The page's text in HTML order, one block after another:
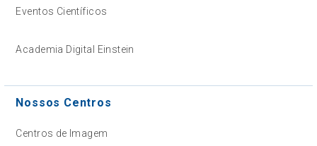
Eventos Científicos
Academia Digital Einstein
Nossos Centros
Centros de Imagem